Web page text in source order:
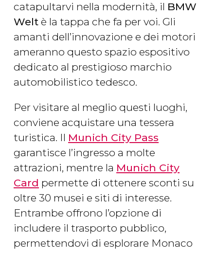
catapultarvi nella modernità, il BMW
Welt è la tappa che fa per voi. Gli
amanti dell’innovazione e dei motori
ameranno questo spazio espositivo
dedicato al prestigioso marchio
automobilistico tedesco.
Per visitare al meglio questi luoghi,
conviene acquistare una tessera
turistica. Il Munich City Pass
garantisce l’ingresso a molte
attrazioni, mentre la Munich City
Card permette di ottenere sconti su
oltre 30 musei e siti di interesse.
Entrambe offrono l’opzione di
includere il trasporto pubblico,
permettendovi di esplorare Monaco